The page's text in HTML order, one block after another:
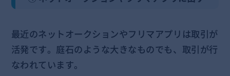
最近のネットオークションやフリマアプリは取引が
活発です。庭石のような大きなものでも、取引が行
なわれています。